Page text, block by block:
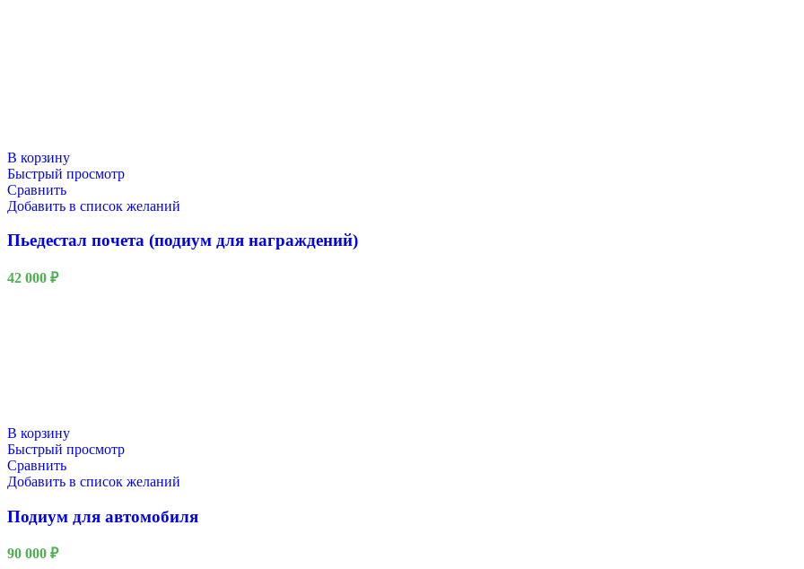
В корзину
Быстрый просмотр
Сравнить
Добавить в список желаний
Пьедестал почета (подиум для награждений)
42 000 ₽
В корзину
Быстрый просмотр
Сравнить
Добавить в список желаний
Подиум для автомобиля
90 000 ₽